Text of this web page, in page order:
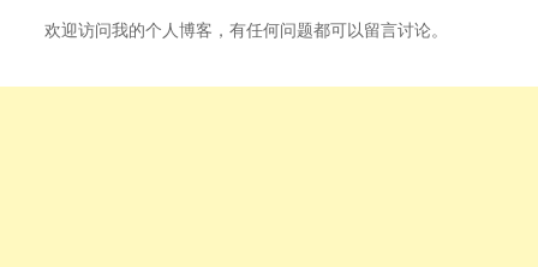
欢迎访问我的个人博客，有任何问题都可以留言讨论。